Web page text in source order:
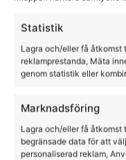
Statistik
Lagra och/eller få åtkomst
reklamprestanda, Mäta
genom statistik eller
Marknadsföring
Lagra och/eller få åtkomst
begränsade data för att
personaliserad reklam,